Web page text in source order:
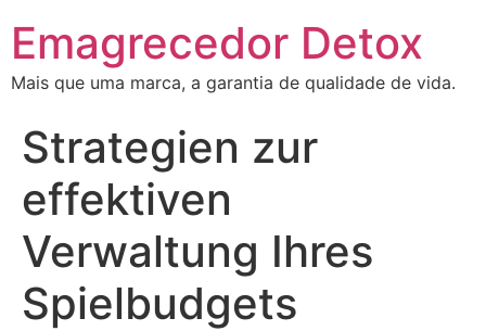
Emagrecedor Detox
Mais que uma marca, a garantia de qualidade de vida.
Strategien zur
effektiven
Verwaltung Ihres
Spielbudgets